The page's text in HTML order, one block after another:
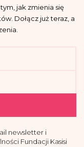
jak zmienia się
Dołącz już teraz, a
newsletter i
Fundacji Kasisi